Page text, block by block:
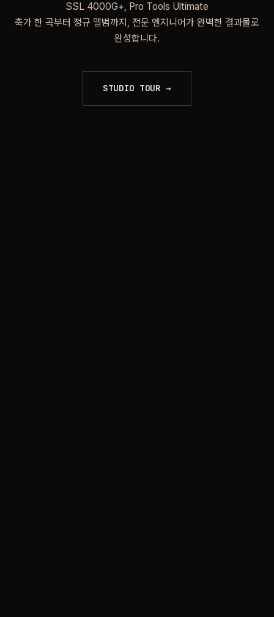
SSL 4000G+, Pro Tools Ultimate
축가 한 곡부터 정규 앨범까지, 전문 엔지니어가 완벽한 결과물로
완성합니다.
STUDIO TOUR →